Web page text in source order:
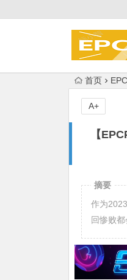
首页
【
A+
摘要
作为
回惨败